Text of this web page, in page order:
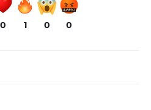
0 1 0 0